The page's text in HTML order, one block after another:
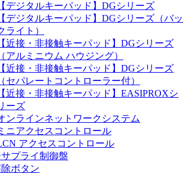
【デジタルキーパッド】DGシリーズ
【デジタルキーパッド】DGシリーズ（バッ
ライト）
【近接・非接触キーパッド】DGシリーズ
（アルミニウム ハウジング）
【近接・非接触キーパッド】DGシリーズ
（セパレートコントローラー付）
【近接・非接触キーパッド】EASIPROXシ
ーズ
ンラインネットワークシステム
ニアクセスコントロール
アクセスコントロール
プライ制御盤
ボタン